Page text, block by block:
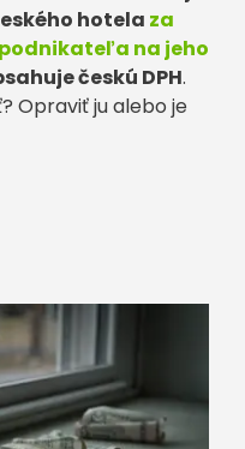
hotela za
na jeho
českú DPH.
Opraviť ju alebo je